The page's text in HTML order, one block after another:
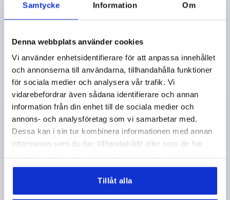
Samtycke Information Om
Denna webbplats använder cookies
Vi använder enhetsidentifierare för att anpassa innehållet
och annonserna till användarna, tillhandahålla funktioner
för sociala medier och analysera vår trafik. Vi
vidarebefordrar även sådana identifierare och annan
information från din enhet till de sociala medier och
annons- och analysföretag som vi samarbetar med.
Dessa kan i sin tur kombinera informationen med annan
information som du har tillhandahållit eller som de har
Tillåt alla
KOMP:ROSTFRITT STÅL BLANK
GÄNGA=M5
GÄNGDJUP=9
FÄRG GRUNDKROPP=SVART RAL 9005
D1=13
D2=14 H=24,5 H1=4
H2=14,5
H4=33
HANDTAGSLÄNGD=30